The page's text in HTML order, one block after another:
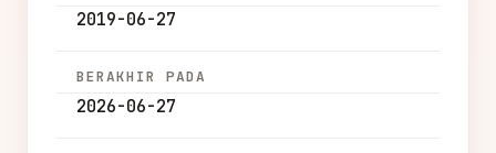
2019-06-27
BERAKHIR PADA
2026-06-27